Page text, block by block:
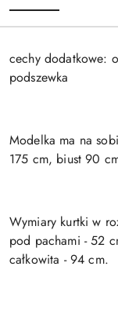
cechy dodatkowe:
podszewka
Modelka ma na
175 cm, biust 90
Wymiary kurtki w
pod pachami - 52
całkowita - 94 cm.